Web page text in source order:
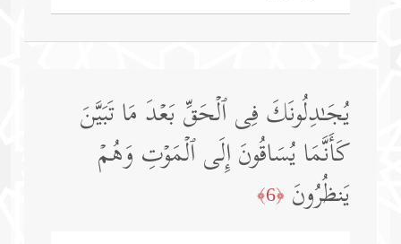
یُجَـٰدِلُونَكَ فِی ٱلۡحَقِّ بَعۡدَ مَا تَبَیَّنَ
كَأَنَّمَا یُسَاقُونَ إِلَى ٱلۡمَوۡتِ وَهُمۡ
یَنظُرُونَ ﴿6﴾